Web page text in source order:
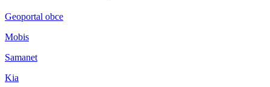
Geoportal obce
Mobis
Samanet
Kia